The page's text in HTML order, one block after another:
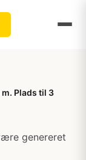
Plads til 3
genereret